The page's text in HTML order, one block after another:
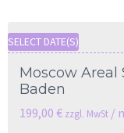
SELECT DATE(S)
Moscow Areal
Baden
199,00 € zzgl. MwSt /